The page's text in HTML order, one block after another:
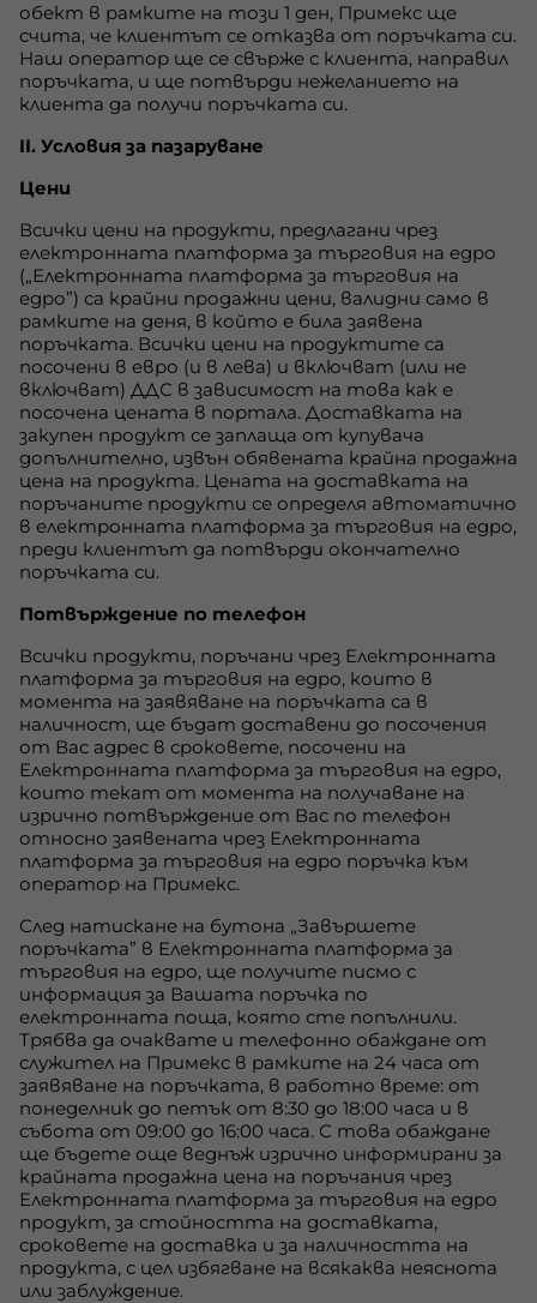
обект в рамките на този 1 ден, Примекс ще
счита, че клиентът се отказва от поръчката си.
Наш оператор ще се свърже с клиента, направил
поръчката, и ще потвърди нежеланието на
клиента да получи поръчката си.
II. Условия за пазаруване
Цени
Всички цени на продукти, предлагани чрез
електронната платформа за търговия на едро
(„Електронната платформа за търговия на
едро”) са крайни продажни цени, валидни само в
рамките на деня, в който е била заявена
поръчката. Всички цени на продуктите са
посочени в евро (и в лева) и включват (или не
включват) ДДС в зависимост на това как е
посочена цената в портала. Доставката на
закупен продукт се заплаща от купувача
допълнително, извън обявената крайна продажна
цена на продукта. Цената на доставката на
поръчаните продукти се определя автоматично
в електронната платформа за търговия на едро,
преди клиентът да потвърди окончателно
поръчката си.
Потвърждение по телефон
Всички продукти, поръчани чрез Електронната
платформа за търговия на едро, които в
момента на заявяване на поръчката са в
наличност, ще бъдат доставени до посочения
от Вас адрес в сроковете, посочени на
Електронната платформа за търговия на едро,
които текат от момента на получаване на
изрично потвърждение от Вас по телефон
относно заявената чрез Електронната
платформа за търговия на едро поръчка към
оператор на Примекс.
След натискане на бутона „Завършете
поръчката” в Електронната платформа за
търговия на едро, ще получите писмо с
информация за Вашата поръчка по
електронната поща, която сте попълнили.
Трябва да очаквате и телефонно обаждане от
служител на Примекс в рамките на 24 часа от
заявяване на поръчката, в работно време: от
понеделник до петък от 8:30 до 18:00 часа и в
събота от 09:00 до 16:00 часа. С това обаждане
ще бъдете още веднъж изрично информирани за
крайната продажна цена на поръчания чрез
Електронната платформа за търговия на едро
продукт, за стойността на доставката,
сроковете на доставка и за наличността на
продукта, с цел избягване на всякаква неяснота
или заблуждение.